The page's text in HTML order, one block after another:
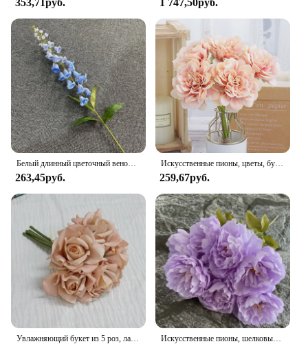
353,71руб. 1 747,50руб.
Белый длинный цветочный венок в виде ландыша для осени, свадебное украшение для дома, французские искусственные цветы, венок
263,45руб.
Искусственные пионы, цветы, букет невесты для свадьбы, супермаркета, украшение для гостиной, домашнее искусственное украшение, дешево
259,67руб.
Увлажняющий букет из 5 роз, латексные Искусственные цветы на ощупь, Свадебный букет невесты, Декор для дома, дня рождения Искусственные пионы, шелковые цветы, букет, украшение для дома, гостиной, стола, свадебное украшение, искусственные цветы, искусственный цветок